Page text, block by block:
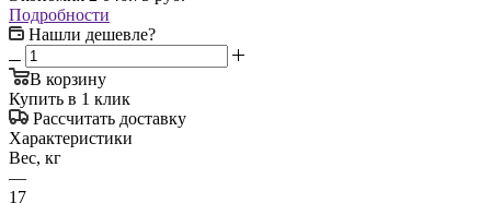
Подробности
Нашли дешевле?
В корзину
Купить в 1 клик
Рассчитать доставку
Характеристики
Вес, кг
—
17